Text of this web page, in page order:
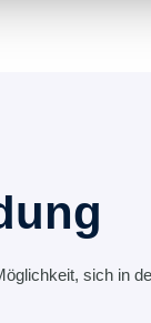
sich in